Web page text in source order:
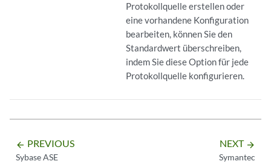
Protokollquelle erstellen oder
eine vorhandene Konfiguration
bearbeiten, können Sie den
Standardwert überschreiben,
indem Sie diese Option für jede
Protokollquelle konfigurieren.
arrow_backward PREVIOUS
Sybase ASE
NEXT arrow_forward
Symantec